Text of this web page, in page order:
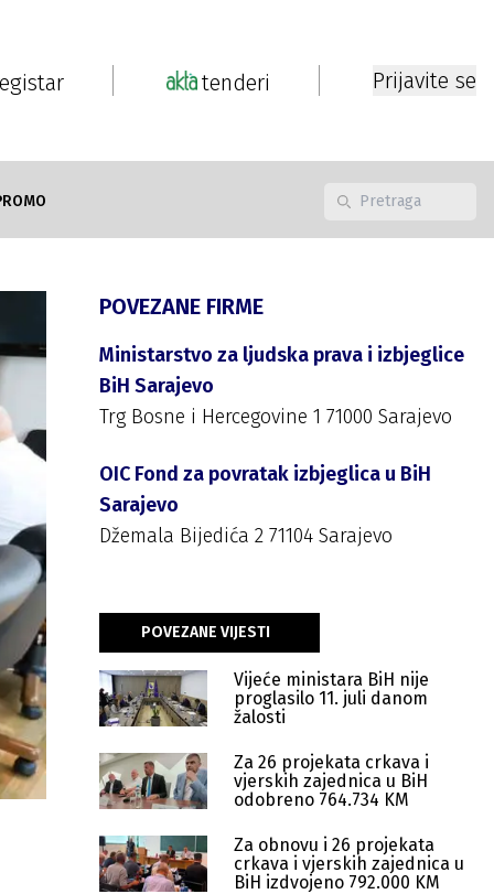
tenderi Prijavite se
POVEZANE FIRME
Ministarstvo za ljudska prava i izbjeglice
BiH Sarajevo
Trg Bosne i Hercegovine 1 71000 Sarajevo
OIC Fond za povratak izbjeglica u BiH
Sarajevo
Džemala Bijedića 2 71104 Sarajevo
POVEZANE VIJESTI
Vijeće ministara BiH nije
proglasilo 11. juli danom
žalosti
Za 26 projekata crkava i
vjerskih zajednica u BiH
odobreno 764.734 KM
Za obnovu i 26 projekata
crkava i vjerskih zajednica u
BiH izdvojeno 792.000 KM